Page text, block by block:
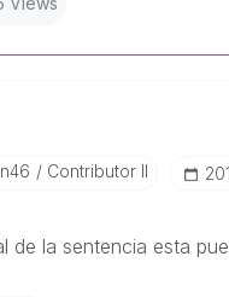
Contributor II
de la sentencia esta